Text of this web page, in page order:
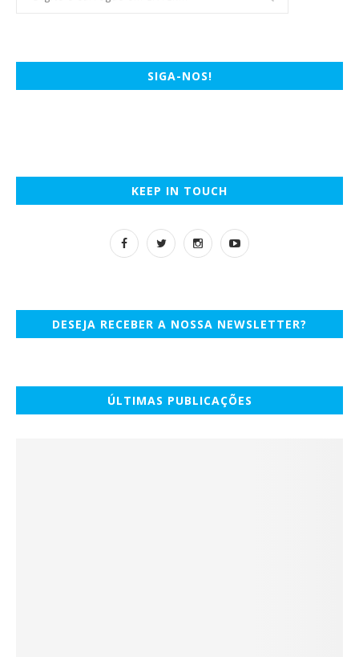
SIGA-NOS!
KEEP IN TOUCH
DESEJA RECEBER A NOSSA NEWSLETTER?
ÚLTIMAS PUBLICAÇÕES